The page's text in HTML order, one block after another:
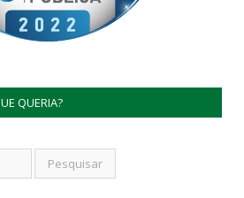
QUERIA?